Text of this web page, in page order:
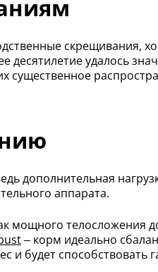
скрещивания,
десятилетие удалось
дополнительная
аппарата.
телосложения
– корм идеально
и будет